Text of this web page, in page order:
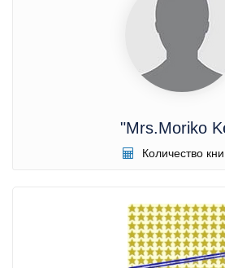
"Mrs.Moriko
Количество